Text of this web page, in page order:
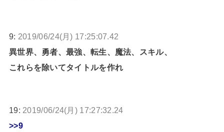
9: 2019/06/24(月) 17:25:07.42
異世界、勇者、最強、転生、魔法、スキル、
これらを除いてタイトルを作れ
19: 2019/06/24(月) 17:27:32.24
>>9